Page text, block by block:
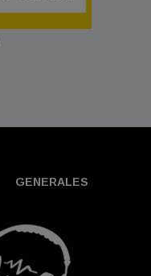
GENERALES